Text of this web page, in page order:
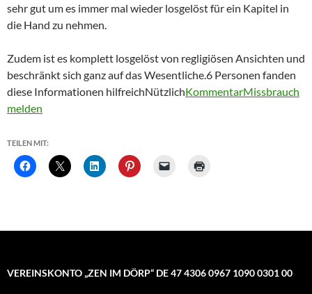
sehr gut um es immer mal wieder losgelöst für ein Kapitel in
die Hand zu nehmen.
Zudem ist es komplett losgelöst von regligiösen Ansichten und
beschränkt sich ganz auf das Wesentliche.6 Personen fanden
diese Informationen hilfreichNützlichKommentarMissbrauch
melden
TEILEN MIT:
VEREINSKONTO „ZEN IM DÖRP“ DE 47 4306 0967 1090 0301 00